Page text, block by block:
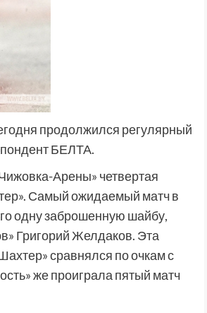
продолжился регулярный
БЕЛТА.
Арены» четвертая
Самый ожидаемый матч в
одну заброшенную шайбу,
Григорий Желдаков. Эта
сравнялся по очкам с
же проиграла пятый матч